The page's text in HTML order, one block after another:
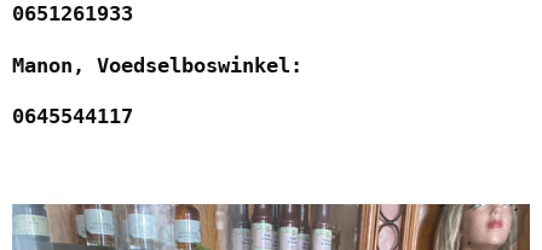
0651261933
Manon, Voedselboswinkel:
0645544117